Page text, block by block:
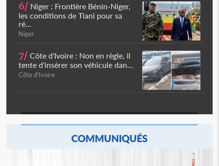
6/ Niger : Frontière Bénin-Niger,
les conditions de Tiani pour sa
ré...
Niger
7/ Côte d'Ivoire : Non en règle, il
tente d'insérer son véhicule dan...
Côte d'Ivoire
COMMUNIQUÉS